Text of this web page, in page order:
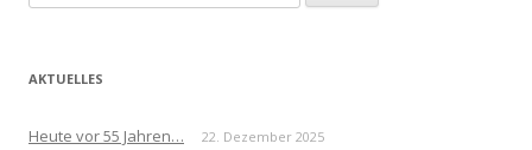
nach:
AKTUELLES
Heute vor 55 Jahren… 22. Dezember 2025